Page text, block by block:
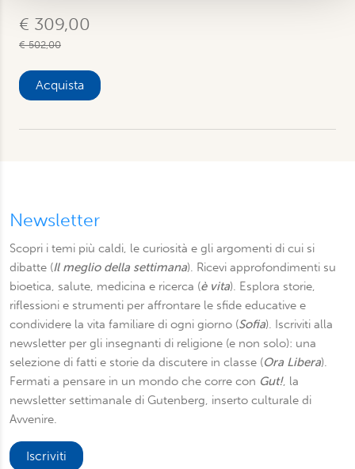
con altre informazioni che ha fornito loro o che hanno
raccolto dal suo utilizzo dei loro servizi. Scegliendo
“Rifiuta” saranno installati solo i cookie tecnici necessari
per il buon funzionamento del sito, con “Personalizza”
€ 309,00
€ 502,00
Acquista
Newsletter
Scopri i temi più caldi, le curiosità e gli argomenti di cui si
dibatte (Il meglio della settimana). Ricevi approfondimenti su
bioetica, salute, medicina e ricerca (è vita). Esplora storie,
riflessioni e strumenti per affrontare le sfide educative e
condividere la vita familiare di ogni giorno (Sofia). Iscriviti alla
newsletter per gli insegnanti di religione (e non solo): una
selezione di fatti e storie da discutere in classe (Ora Libera).
Fermati a pensare in un mondo che corre con Gut!, la
newsletter settimanale di Gutenberg, inserto culturale di
Avvenire.
Iscriviti